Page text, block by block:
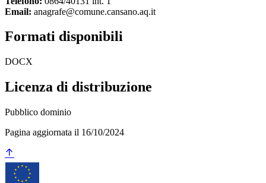
Email: anagrafe@comune.cansano.aq.it
Formati disponibili
DOCX
Licenza di distribuzione
Pubblico dominio
Pagina aggiornata il 16/10/2024